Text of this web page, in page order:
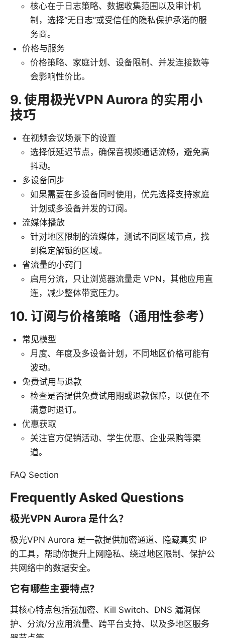
核心在于日志策略、数据收集范围以及审计机
制，选择“无日志”或受信任的隐私保护承诺的服
务商。
价格与服务
价格策略、家庭计划、设备限制、并发连接数等
会影响性价比。
9. 使用极光VPN Aurora 的实用小
技巧
在视频会议场景下的设置
选择低延迟节点，确保音视频通话流畅，避免高
抖动。
多设备同步
如果需要在多设备同时使用，优先选择支持家庭
计划或多设备并发的订阅。
流媒体播放
针对地区限制的流媒体，测试不同区域节点，找
到稳定解锁的区域。
省流量的小窍门
启用分流，只让浏览器流量走 VPN，其他应用直
连，减少整体带宽压力。
10. 订阅与价格策略（通用性参考）
常见模型
月度、年度及多设备计划，不同地区价格可能有
波动。
免费试用与退款
检查是否提供免费试用期或退款保障，以便在不
满意时退订。
优惠获取
关注官方促销活动、学生优惠、企业采购等渠
道。
FAQ Section
Frequently Asked Questions
极光VPN Aurora 是什么？
极光VPN Aurora 是一款提供加密通道、隐藏真实 IP
的工具，帮助你提升上网隐私、绕过地区限制、保护公
共网络中的数据安全。
它有哪些主要特点？
其核心特点包括强加密、Kill Switch、DNS 漏洞保
护、分流/分应用流量、跨平台支持、以及多地区服务